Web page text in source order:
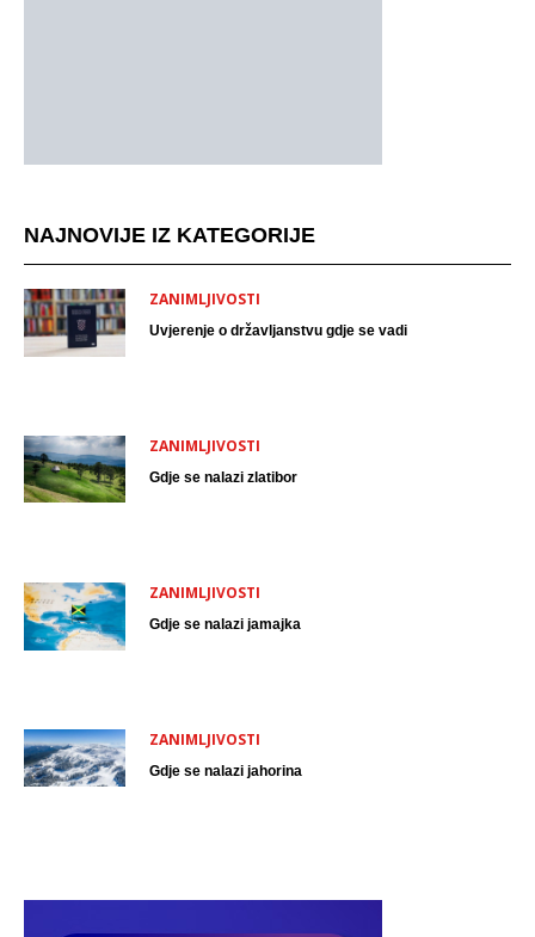
NAJNOVIJE IZ KATEGORIJE
ZANIMLJIVOSTI
Uvjerenje o državljanstvu gdje se vadi
ZANIMLJIVOSTI
Gdje se nalazi zlatibor
ZANIMLJIVOSTI
Gdje se nalazi jamajka
ZANIMLJIVOSTI
Gdje se nalazi jahorina